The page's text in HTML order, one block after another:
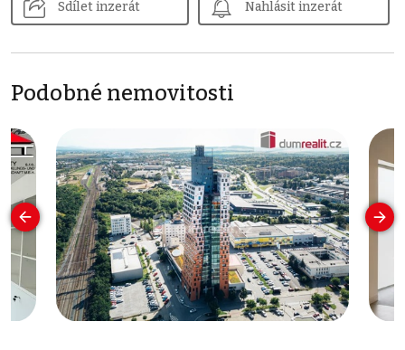
Sdílet inzerát Nahlásit inzerát
Podobné nemovitosti